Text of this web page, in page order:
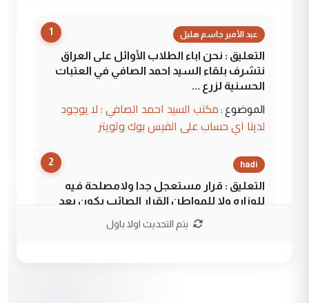
1 عبد الأمير جاسم هليل
التعليق : نحن اباء الطلاب الأوائل على العراق
نتشرف بلقاء السيد احمد الصافي في العتبات
الحسنية لزرع ...
الموضوع : مكتب السيد احمد الصافي : لا يوجود
لدينا اي حساب على الفيس بوك وتويتر
2 hadi
التعليق : قرار مستعجل جدا ولامصلحة فيه
للوزاره ولا للمواطن القرار الصائب يكون بعد
يتم التحديث اولا باول